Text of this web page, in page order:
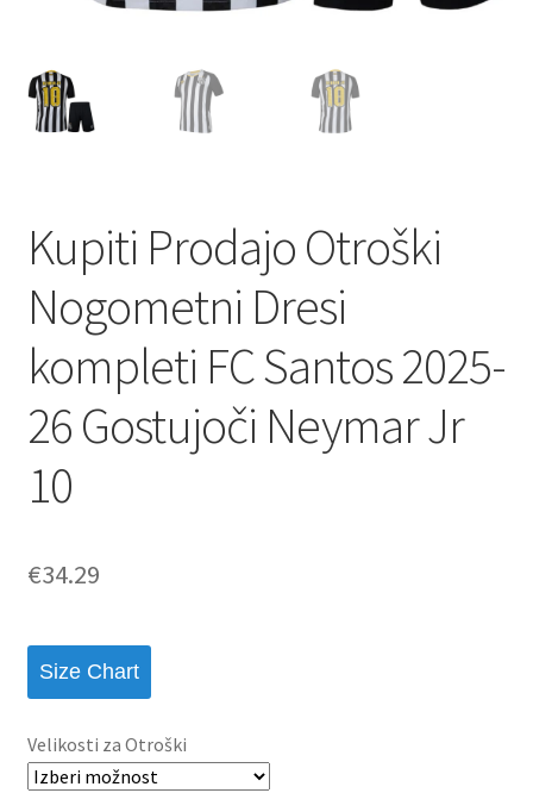
Kupiti Prodajo Otroški
Nogometni Dresi
kompleti FC Santos 2025-
26 Gostujoči Neymar Jr
10
€34.29
Size Chart
Velikosti za Otroški